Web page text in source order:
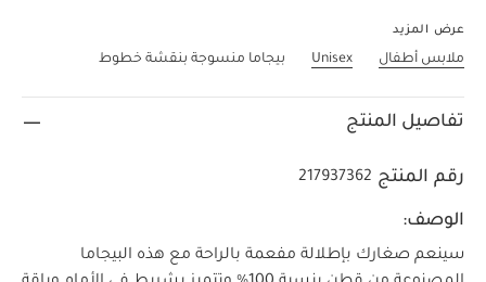
عرض المزيد
ملابس أطفال Unisex بيجاما منسوجة بنقشة خطوط
تفاصيل المنتج
رقم المنتج 217937362
الوصف:
سينعم صغارك بإطلالة مفعمة بالراحة مع هذه البيجاما